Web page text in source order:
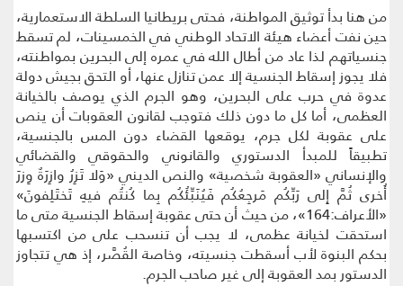
من هنا بدأ توثيق المواطنة، فحتى بريطانيا السلطة الاستعمارية،
حين نفت أعضاء هيئة الاتحاد الوطني في الخمسينات، لم تسقط
جنسياتهم لذا عاد من أطال الله في عمره إلى البحرين بمواطنته،
فلا يجوز إسقاط الجنسية إلا عمن تنازل عنها، أو التحق بجيش دولة
عدوة في حرب على البحرين، وهو الجرم الذي يوصف بالخيانة
العظمى، أما كل ما دون ذلك فتوجب لقانون العقوبات أن ينص
على عقوبة لكل جرم، يوقعها القضاء دون المس بالجنسية،
تطبيقاً للمبدأ الدستوري والقانوني والحقوقي والقضائي
والإنساني «العقوبة شخصية» والنص الديني «وَلا تَزِرُ وازِرَةٌ وِزرَ
أُخرى ثُمَّ إِلى رَبِّكُم مَرجِعُكُم فَيُنَبِّئُكُم بِما كُنتُم فيهِ تَختَلِفونَ»
«الأعراف:164»، من حيث أن حتى عقوبة إسقاط الجنسية متى ما
استحقت لخيانة عظمى، لا يجب أن تنسحب على من اكتسبها
بحكم البنوة لأب أسقطت جنسيته، وخاصة القُصَّر، إذ هي تتجاوز
الدستور بمد العقوبة إلى غير صاحب الجرم.